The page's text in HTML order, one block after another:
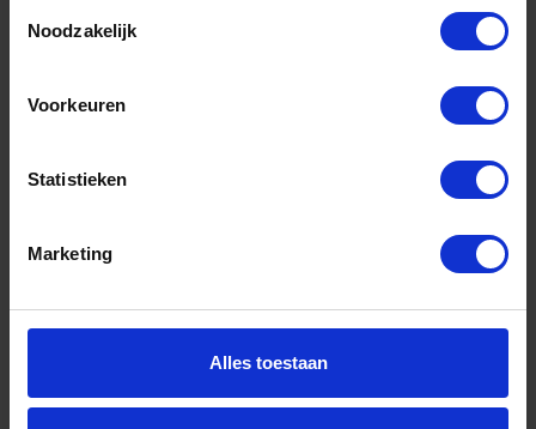
Noodzakelijk
Voorkeuren
Statistieken
Marketing
Alles toestaan
- +